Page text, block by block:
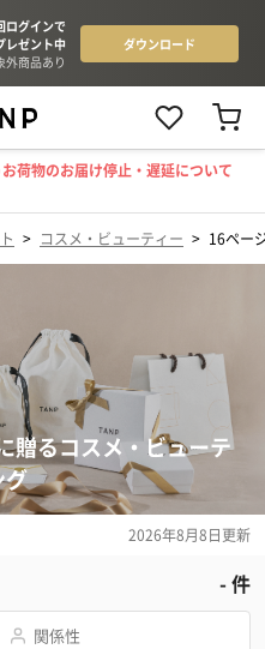
荷物のお届け停止・遅延について
> コスメ・ビューティー > 16ペー
贈るコスメ・ビューテ
グ
2026年8月8日更新
-件
関係性